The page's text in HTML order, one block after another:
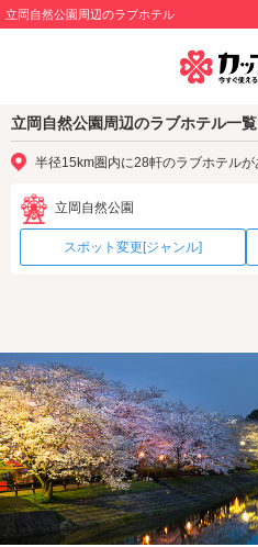
立岡自然公園周辺のラブホテル
立岡自然公園周辺のラブホテル一覧
半径15km圏内に28軒のラブホテルが
立岡自然公園
スポット変更[ジャンル]